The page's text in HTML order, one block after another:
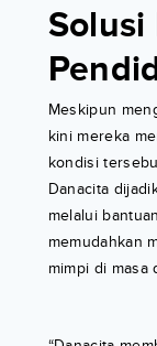
Solusi
Meskipun
kini mereka
kondisi
Danacita
melalui
memudahkan
mimpi di masa